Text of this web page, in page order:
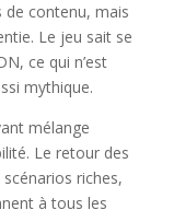
contenu, mais
Le jeu sait se
ce qui n’est
mythique.
mélange
Le retour des
riches,
à tous les